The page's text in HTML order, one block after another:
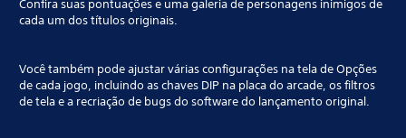
Confira suas pontuações e uma galeria de personagens inimigos de
cada um dos títulos originais.
Você também pode ajustar várias configurações na tela de Opções
de cada jogo, incluindo as chaves DIP na placa do arcade, os filtros
de tela e a recriação de bugs do software do lançamento original.